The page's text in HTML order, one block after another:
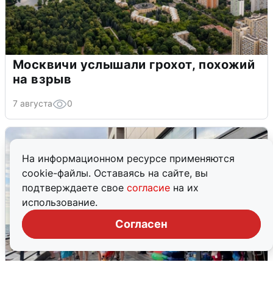
На информационном ресурсе применяются
cookie-файлы. Оставаясь на сайте, вы
подтверждаете свое согласие на их
использование.
Согласен
Москвичи услышали грохот, похожий
на взрыв
7 августа 0